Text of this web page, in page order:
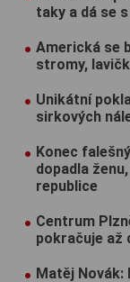
taky a dá se
Americká se
stromy,
Unikátní
sirkových
Konec
dopadla
republice
Centrum
pokračuje až
Matěj